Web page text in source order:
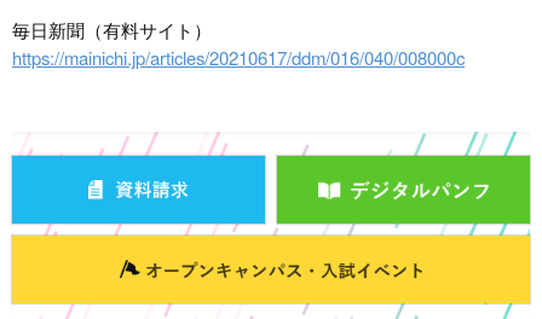
毎日新聞（有料サイト）
https://mainichi.jp/articles/20210617/ddm/016/040/008000c